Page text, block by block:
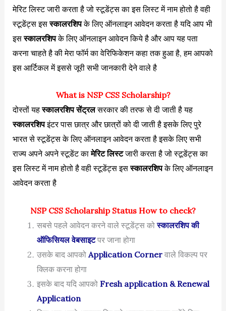
मेरिट लिस्ट जारी करता है जो स्टूडेंट्स का इस लिस्ट में नाम होतो है वही
स्टूडेंट्स इसस्कालरशिपके लिए ऑनलाइन आवेदन करता है यदि आप भी
इसस्कालरशिपके लिए ऑनलाइन आवेदन किये है और आप यह पता
करना चाहते है की मेरा फॉर्म का वेरिफिकेशन कहा तक हुआ है, हम आपको
इस आर्टिकल में इससे जूरी सभी जानकारी देने वाले है
What is NSP CSS Scholarship?
दोस्तों यहस्कालरशिप सेंट्रलसरकार की तरफ से दी जाती है यह
स्कालरशिपइंटर पास छात्र और छात्रों को दी जाती है इसके लिए पुरे
भारत से स्टूडेंट्स के लिए ऑनलाइन आवेदन करता है इसके लिए सभी
राज्य अपने अपने स्टूडेंट कामेरिट लिस्टजारी करता है जो स्टूडेंट्स का
इस लिस्ट में नाम होतो है वही स्टूडेंट्स इसस्कालरशिपके लिए ऑनलाइन
आवेदन करता है
NSP CSS Scholarship Status How to check?
सबसे पहले आवेदन करने वाले स्टूडेंट्स कोस्कालरशिप की
ऑफिसियल वेबसाइटपर जाना होगा
उसके बाद आपको Application Corner वाले विकल्प पर
क्लिक करना होगा
इसके बाद यदि आपको Fresh application & Renewal
Application